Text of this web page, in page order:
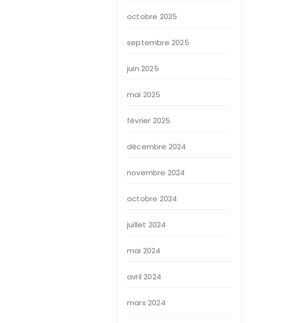
octobre 2025
septembre 2025
juin 2025
mai 2025
février 2025
décembre 2024
novembre 2024
octobre 2024
juillet 2024
mai 2024
avril 2024
mars 2024